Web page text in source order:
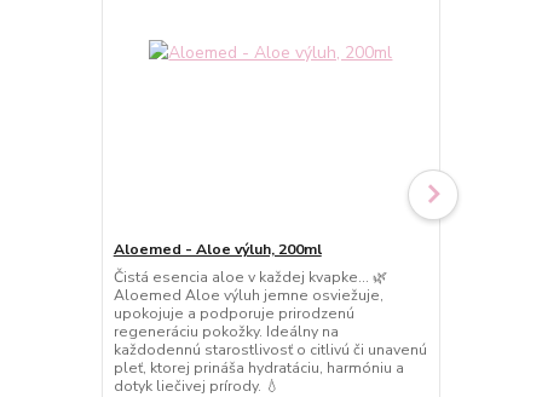
Aloemed - Aloe výluh, 200ml
Čistá esencia aloe v každej kvapke… 🌿
Aloemed Aloe výluh jemne osviežuje,
upokojuje a podporuje prirodzenú
regeneráciu pokožky. Ideálny na
každodennú starostlivosť o citlivú či unavenú
pleť, ktorej prináša hydratáciu, harmóniu a
dotyk liečivej prírody. 💧